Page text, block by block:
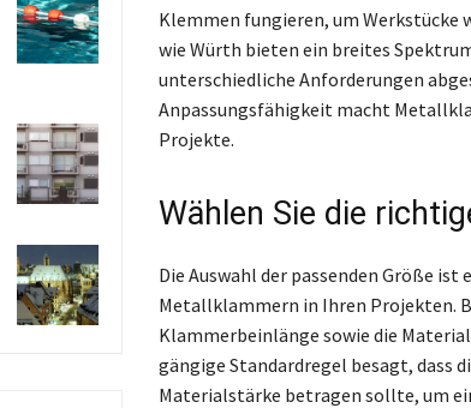
Klemmen fungieren, um Werkstücke
wie Würth bieten ein breites
unterschiedliche Anforderungen
Anpassungsfähigkeit macht
Projekte.
Wählen Sie die
Die Auswahl der passenden Größe
Metallklammern in Ihren Projekten.
Klammerbeinlänge sowie die
gängige Standardregel besagt, dass
Materialstärke betragen sollte, um